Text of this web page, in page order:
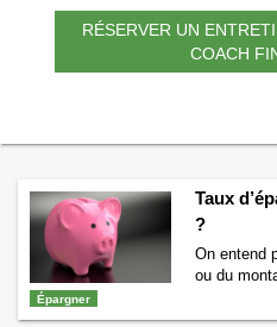
RÉSERVER UN
COACH
Épargner
Taux
?
On entend
ou du
d’épargne